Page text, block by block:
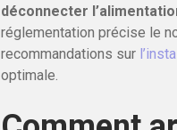
déconnecter
réglementation précise le
recommandations sur
optimale.